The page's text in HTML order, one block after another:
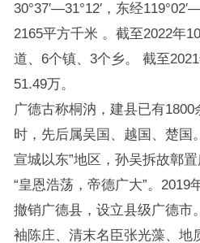
30°37′—31°12′，东经
2165平方千米 。截至2022年
道、6个镇、3个乡。 截至
51.49万。
广德古称桐汭，建县已有1800
时，先后属吴国、越国、楚国
宣城以东”地区，孙吴拆故鄣
“皇恩浩荡，帝德广大”。2019
撤销广德县，设立县级广德市
袖陈庄、清末名臣张光藻、地